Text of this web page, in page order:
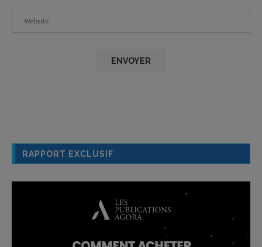
RAPPORT EXCLUSIF